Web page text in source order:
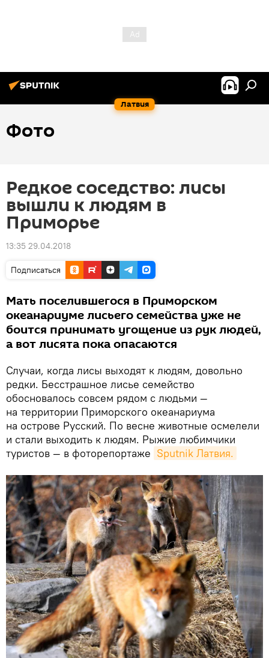
Латвия
Фото
Редкое соседство: лисы
вышли к людям в
Приморье
13:35 29.04.2018
Подписаться
Мать поселившегося в Приморском
океанариуме лисьего семейства уже не
боится принимать угощение из рук людей,
а вот лисята пока опасаются
Случаи, когда лисы выходят к людям, довольно
редки. Бесстрашное лисье семейство
обосновалось совсем рядом с людьми —
на территории Приморского океанариума
на острове Русский. По весне животные осмелели
и стали выходить к людям. Рыжие любимчики
туристов — в фоторепортаже Sputnik Латвия.